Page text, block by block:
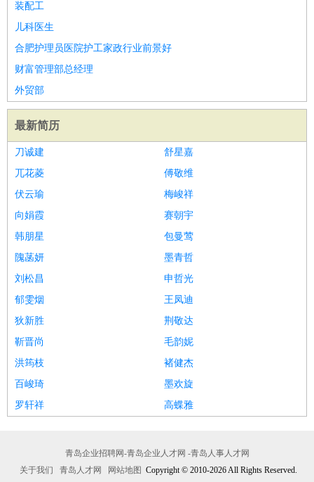
装配工
儿科医生
合肥护理员医院护工家政行业前景好
财富管理部总经理
外贸部
最新简历
刀诚建
舒星嘉
兀花菱
傅敬维
伏云瑜
梅峻祥
向娟霞
赛朝宇
韩朋星
包曼莺
隗菡妍
墨青哲
刘松昌
申哲光
郁雯烟
王凤迪
狄新胜
荆敬达
靳晋尚
毛韵妮
洪筠枝
褚健杰
百峻琦
墨欢旋
罗轩祥
高蝶雅
青岛企业招聘网-青岛企业人才网 -青岛人事人才网
关于我们
青岛人才网 网站地图 Copyright © 2010-2026 All Rights Reserved.